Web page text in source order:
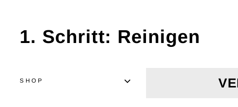
1. Schritt: Reinigen
SHOP